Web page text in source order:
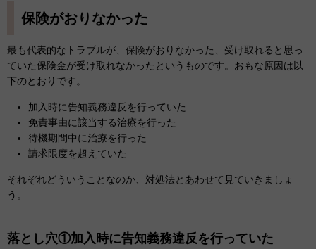
保険がおりなかった
最も代表的なトラブルが、保険がおりなかった、受け取れると思っ
ていた保険金が受け取れなかったというものです。おもな原因は以
下のとおりです。
加入時に告知義務違反を行っていた
免責事由に該当する治療を行った
待機期間中に治療を行った
請求限度を超えていた
それぞれどういうことなのか、対処法とあわせて見ていきましょ
う。
落とし穴①加入時に告知義務違反を行っていた